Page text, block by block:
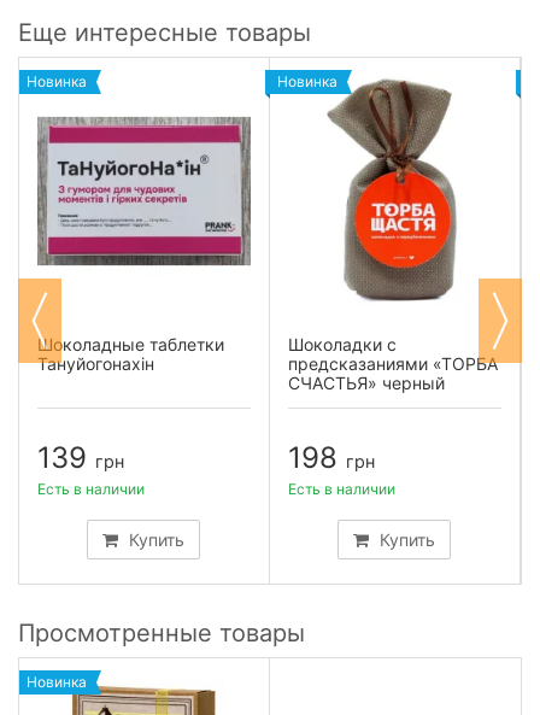
Еще интересные товары
Новинка
Шоколадные таблетки
Тануйогонахін
139 грн
Купить
Есть в наличии
Новинка
Шоколадки с
предсказаниями «ТОРБА
СЧАСТЬЯ» черный
198 грн
Купить
Есть в наличии
Просмотренные товары
Новинка